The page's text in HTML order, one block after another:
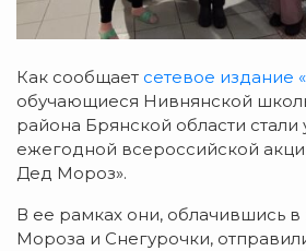
Как сообщает сетевое издание
обучающиеся Нивнянской
района Брянской области стали
ежегодной всероссийской
Дед Мороз».
В ее рамках они, облачившись
Мороза и Снегурочки,